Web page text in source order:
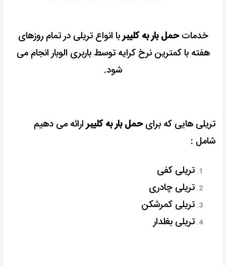
خدماتحمل بار به کلیبربا انواع تریلی در تمام روزهای
هفته با کمترین نرخ کرایه توسط باربری الوبار انجام می
شود.
تریلی هایی که برایحمل بار به کلیبرارائه می دهیم
شامل :
تریلی کفی
تریلی چادری
تریلی کمرشکن
تریلی بغلدار